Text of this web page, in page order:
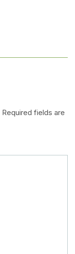
Required fields are